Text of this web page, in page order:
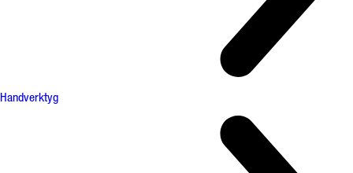
Handverktyg